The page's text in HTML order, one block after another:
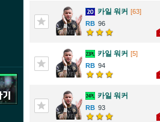
카일 워커 [63]
96
카일 워커 [5]
94
카일 워커
93